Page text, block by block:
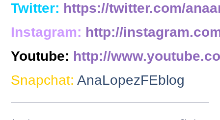
Twitter: https://twitter.com/
Instagram: http://
Youtube: http://
Snapchat: AnaLopezFEblog